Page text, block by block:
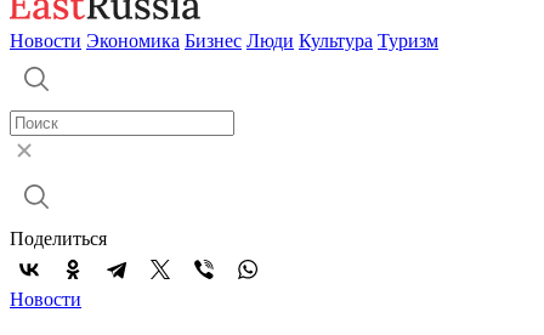
Новости Экономика Бизнес Люди Культура Туризм
Поделиться
Новости